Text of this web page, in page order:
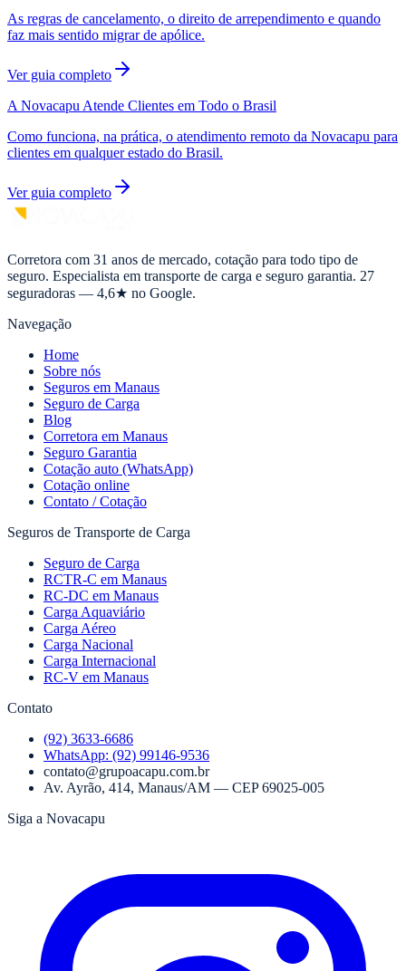
As regras de cancelamento, o direito de arrependimento e quando
faz mais sentido migrar de apólice.
Ver guia completo
A Novacapu Atende Clientes em Todo o Brasil
Como funciona, na prática, o atendimento remoto da Novacapu para
clientes em qualquer estado do Brasil.
Ver guia completo
Corretora com 31 anos de mercado, cotação para todo tipo de
seguro. Especialista em transporte de carga e seguro garantia. 27
seguradoras — 4,6★ no Google.
Navegação
Home
Sobre nós
Seguros em Manaus
Seguro de Carga
Blog
Corretora em Manaus
Seguro Garantia
Cotação auto (WhatsApp)
Cotação online
Contato / Cotação
Seguros de Transporte de Carga
Seguro de Carga
RCTR-C em Manaus
RC-DC em Manaus
Carga Aquaviário
Carga Aéreo
Carga Nacional
Carga Internacional
RC-V em Manaus
Contato
(92) 3633-6686
WhatsApp: (92) 99146-9536
contato@grupoacapu.com.br
Av. Ayrão, 414, Manaus/AM — CEP69025-005
Siga a Novacapu